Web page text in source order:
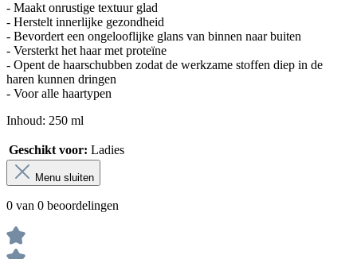
- Maakt onrustige textuur glad
- Herstelt innerlijke gezondheid
- Bevordert een ongelooflijke glans van binnen naar buiten
- Versterkt het haar met proteïne
- Opent de haarschubben zodat de werkzame stoffen diep in de
haren kunnen dringen
- Voor alle haartypen
Inhoud: 250 ml
Geschikt voor: Ladies
Menu sluiten
0 van 0 beoordelingen